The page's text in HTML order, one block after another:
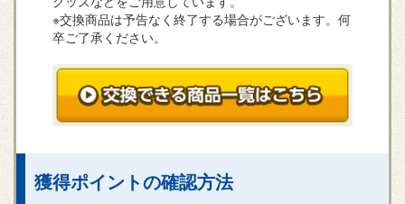
※交換商品は予告なく終了する場合がございます。何
卒ご了承ください。
獲得ポイントの確認方法